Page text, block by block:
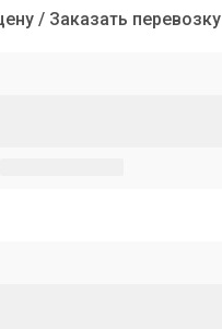
/ Заказать перевозку